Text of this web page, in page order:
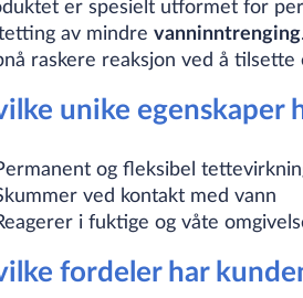
er spesielt utformet for
av mindre vanninntrenging
raskere reaksjon ved å
unike egenskaper
og fleksibel
ved kontakt med vann
i fuktige og våte
fordeler har